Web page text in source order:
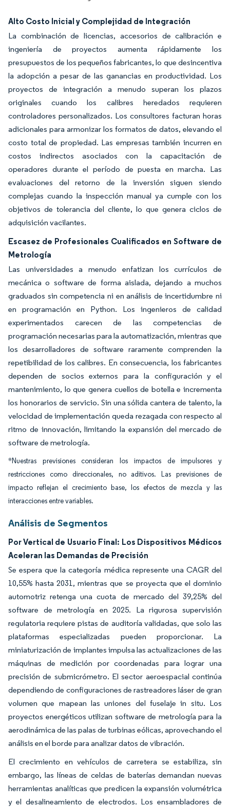
Alto Costo Inicial y Complejidad de Integración
La combinación de licencias, accesorios de calibración e
ingeniería de proyectos aumenta rápidamente los
presupuestos de los pequeños fabricantes, lo que desincentiva
la adopción a pesar de las ganancias en productividad. Los
proyectos de integración a menudo superan los plazos
originales cuando los calibres heredados requieren
controladores personalizados. Los consultores facturan horas
adicionales para armonizar los formatos de datos, elevando el
costo total de propiedad. Las empresas también incurren en
costos indirectos asociados con la capacitación de
operadores durante el período de puesta en marcha. Las
evaluaciones del retorno de la inversión siguen siendo
complejas cuando la inspección manual ya cumple con los
objetivos de tolerancia del cliente, lo que genera ciclos de
adquisición vacilantes.
Escasez de Profesionales Cualificados en Software de
Metrología
Las universidades a menudo enfatizan los currículos de
mecánica o software de forma aislada, dejando a muchos
graduados sin competencia ni en análisis de incertidumbre ni
en programación en Python. Los ingenieros de calidad
experimentados carecen de las competencias de
programación necesarias para la automatización, mientras que
los desarrolladores de software raramente comprenden la
repetibilidad de los calibres. En consecuencia, los fabricantes
dependen de socios externos para la configuración y el
mantenimiento, lo que genera cuellos de botella e incrementa
los honorarios de servicio. Sin una sólida cantera de talento, la
velocidad de implementación queda rezagada con respecto al
ritmo de innovación, limitando la expansión del mercado de
software de metrología.
*Nuestras previsiones consideran los impactos de impulsores y
restricciones como direccionales, no aditivos. Las previsiones de
impacto reflejan el crecimiento base, los efectos de mezcla y las
interacciones entre variables.
Análisis de Segmentos
Por Vertical de Usuario Final: Los Dispositivos Médicos
Aceleran las Demandas de Precisión
Se espera que la categoría médica represente una CAGR del
10,55% hasta 2031, mientras que se proyecta que el dominio
automotriz retenga una cuota de mercado del 39,25% del
software de metrología en 2025. La rigurosa supervisión
regulatoria requiere pistas de auditoría validadas, que solo las
plataformas especializadas pueden proporcionar. La
miniaturización de implantes impulsa las actualizaciones de las
máquinas de medición por coordenadas para lograr una
precisión de submicrómetro. El sector aeroespacial continúa
dependiendo de configuraciones de rastreadores láser de gran
volumen que mapean las uniones del fuselaje in situ. Los
proyectos energéticos utilizan software de metrología para la
aerodinámica de las palas de turbinas eólicas, aprovechando el
análisis en el borde para analizar datos de vibración.
El crecimiento en vehículos de carretera se estabiliza, sin
embargo, las líneas de celdas de baterías demandan nuevas
herramientas analíticas que predicen la expansión volumétrica
y el desalineamiento de electrodos. Los ensambladores de